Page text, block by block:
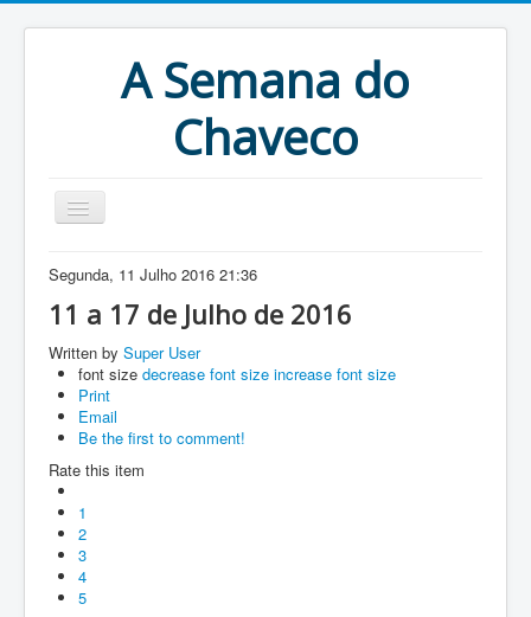
A Semana do
Chaveco
Home
Anteriores
Antigonas
Segunda, 11 Julho 2016 21:36
11 a 17 de Julho de 2016
Written by Super User
font size decrease font size increase font size
Print
Email
Be the first to comment!
Rate this item
1
2
3
4
5